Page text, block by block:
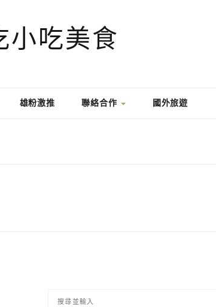
雄粉激推 聯絡合作 國外旅遊